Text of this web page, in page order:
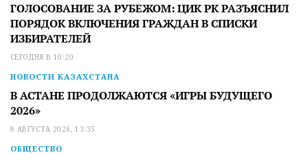
ГОЛОСОВАНИЕ ЗА РУБЕЖОМ: ЦИК РК РАЗЪЯСНИЛ
ПОРЯДОК ВКЛЮЧЕНИЯ ГРАЖДАН В СПИСКИ
ИЗБИРАТЕЛЕЙ
СЕГОДНЯ В 10:20
НОВОСТИ КАЗАХСТАНА
В АСТАНЕ ПРОДОЛЖАЮТСЯ «ИГРЫ БУДУЩЕГО
2026»
8 АВГУСТА 2026, 13:35
ОБЩЕСТВО